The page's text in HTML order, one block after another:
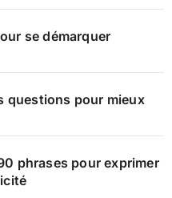
se démarquer
questions pour mieux
phrases pour exprimer